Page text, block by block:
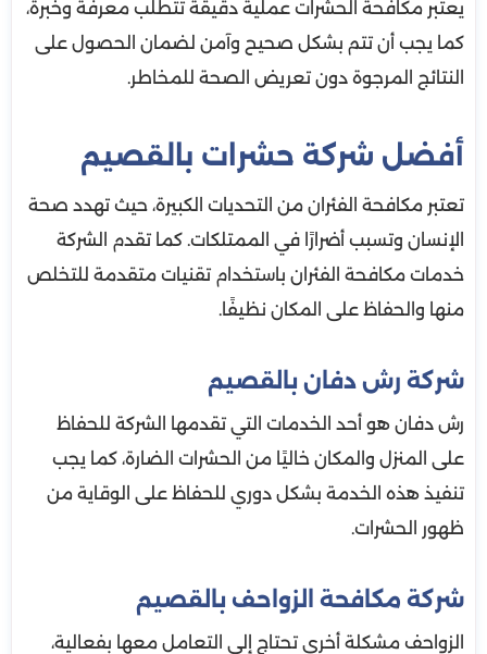
يعتبر مكافحة الحشرات عملية دقيقة تتطلب معرفة وخبرة،
كما يجب أن تتم بشكل صحيح وآمن لضمان الحصول على
النتائج المرجوة دون تعريض الصحة للمخاطر.
أفضل شركة حشرات بالقصيم
تعتبر مكافحة الفئران من التحديات الكبيرة، حيث تهدد صحة
الإنسان وتسبب أضرارًا في الممتلكات. كما تقدم الشركة
خدمات مكافحة الفئران باستخدام تقنيات متقدمة للتخلص
منها والحفاظ على المكان نظيفًا.
شركة رش دفان بالقصيم
رش دفان هو أحد الخدمات التي تقدمها الشركة للحفاظ
على المنزل والمكان خاليًا من الحشرات الضارة، كما يجب
تنفيذ هذه الخدمة بشكل دوري للحفاظ على الوقاية من
ظهور الحشرات.
شركة مكافحة الزواحف بالقصيم
الزواحف مشكلة أخرى تحتاج إلى التعامل معها بفعالية،